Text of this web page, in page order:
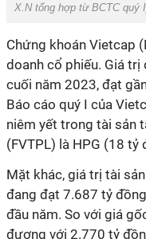
X.N tổng hợp từ BCTC quý
Chứng khoán Vietcap
doanh cổ phiếu. Giá
cuối năm 2023, đạt
Báo cáo quý I của
niêm yết trong tài sản
(FVTPL) là HPG (18 tỷ
Mặt khác, giá trị tài
đang đạt 7.687 tỷ
đầu năm. So với giá
đương với 2.770 tỷ